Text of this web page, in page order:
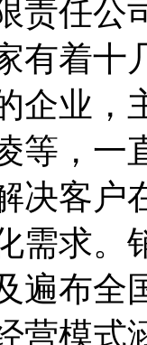
责任公
有着
企业，
等，一
决客户
需求。
遍布全
营模式